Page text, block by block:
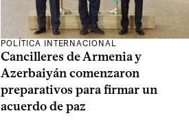
POLÍTICA INTERNACIONAL
Cancilleres de Armenia y
Azerbaiyán comenzaron
preparativos para firmar un
acuerdo de paz